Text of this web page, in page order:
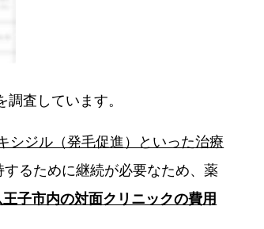
査しています。
シジル（発毛促進）といった治療
るために継続が必要なため、薬
王子市内の対面クリニックの費用